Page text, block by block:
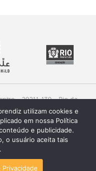
- 20211-130 - Rio de
/ 1671
5753
utilizam cookies e
em nossa Política
e publicidade.
o usuário aceita tais
Privacidade